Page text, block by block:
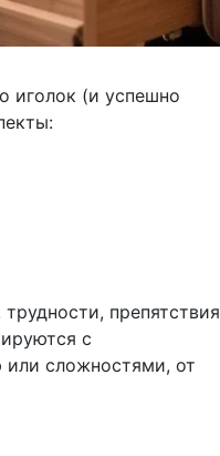
иголок (и успешно
препятствия
с
или сложностями, от